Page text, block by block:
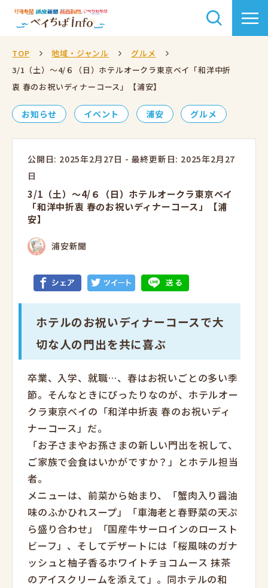
TOP 地域・ジャンル
グルメ
3/1（土）〜4/６（日）ホテルオークラ東京ベイ「和洋中折
衷 春のお祝いディナーコース」【浦安】
お知らせ イベント 浦安 グルメ
公開日: 2025年2月27日 - 最終更新日: 2025年2月27
日
3/1（土）〜4/６（日）ホテルオークラ東京ベイ
「和洋中折衷 春のお祝いディナーコース」【浦
安】
浦安新聞
ホテルのお祝いディナーコースで大
切な人の門出を共に喜ぶ
卒業、入学、就職…、春はお祝いごとの多い季
節。そんなときにぴったりなのが、ホテルオー
クラ東京ベイの「和洋中折衷 春のお祝いディ
ナーコース」だ。
「お子さまやお孫さまの新しい門出を祝して、
ご家族で会食はいかがですか？」とホテル担当
者。
メニューは、前菜から始まり、「蟹肉入り醤油
味のふかひれスープ」「車海老と春野菜の天ぷ
ら盛り合わせ」「国産牛サーロインのロースト
ビーフ」、そしてデザートには「桜風味のガナ
ッシュと柚子香るホワイトチョコムース 抹茶
のアイスクリームを添えて」。同ホテルの和